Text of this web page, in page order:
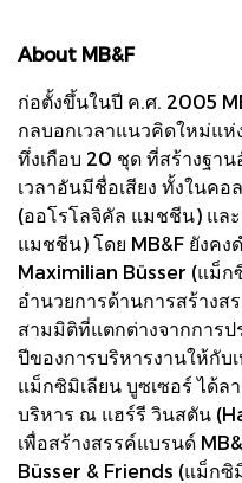
About MB&F
ก่อตั้งขึ้นในปี ค.ศ. 2005
กลบอกเวลาแนวคิดใหม่แ
ทึ่งเกือบ 20 ชุด ที่สร้างฐา
เวลาอันมีชื่อเสียง ทั้งในค
(ออโรโลจิคัล แมชชีน) แล
แมชชีน) โดย MB&F ยังค
Maximilian Büsser (แม็ก
อำนวยการด้านการสร้างส
สามมิติที่แตกต่างจากการป
ปีของการบริหารงานให้กับ
แม็กซิมิเลียน บูซเซอร์ ได้ล
บริหาร ณ แฮร์รี วินสตัน
เพื่อสร้างสรรค์แบรนด์
Büsser & Friends (แม็กซิ